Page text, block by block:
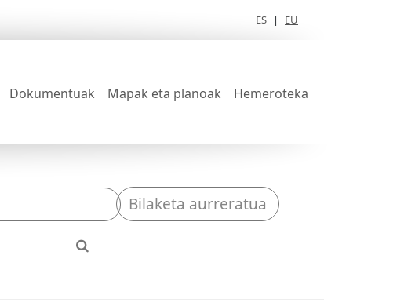
ES | EU
Dokumentuak Mapak eta planoak Hemeroteka
Bilaketa aurreratua